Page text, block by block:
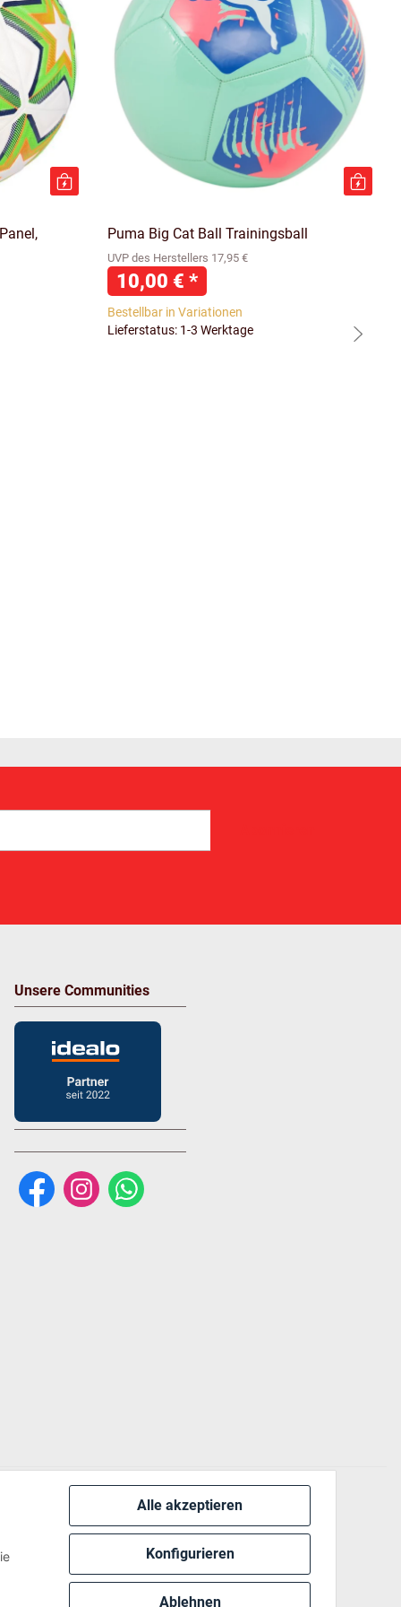
Alle akzeptieren
Konfigurieren
Ablehnen
Puma Big Cat Ball Trainingsball
UVP des Herstellers 17,95 €
10,00 € *
Bestellbar in Variationen
Lieferstatus: 1-3 Werktage
Unsere Communities